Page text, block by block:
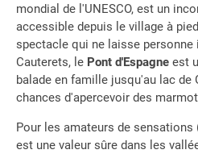
mondial de l'UNESCO, est un
accessible depuis le village à
spectacle qui ne laisse
Cauterets, le Pont d'Espagne est
balade en famille jusqu'au lac de
chances d'apercevoir des
Pour les amateurs de sensations
est une valeur sûre dans les